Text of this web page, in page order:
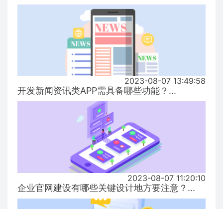
2023-08-07 13:49:58
开发新闻资讯类APP需具备哪些功能？...
2023-08-07 11:20:10
企业官网建设有哪些关键设计地方要注意？...